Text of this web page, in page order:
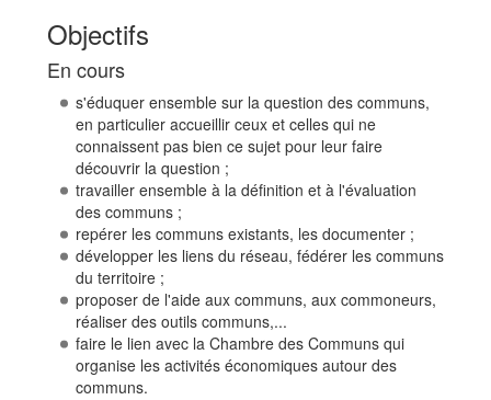
Objectifs
En cours
s'éduquer ensemble sur la question des communs,
en particulier accueillir ceux et celles qui ne
connaissent pas bien ce sujet pour leur faire
découvrir la question ;
travailler ensemble à la définition et à l'évaluation
des communs ;
repérer les communs existants, les documenter ;
développer les liens du réseau, fédérer les communs
du territoire ;
proposer de l'aide aux communs, aux commoneurs,
réaliser des outils communs,...
faire le lien avec la Chambre des Communs qui
organise les activités économiques autour des
communs.